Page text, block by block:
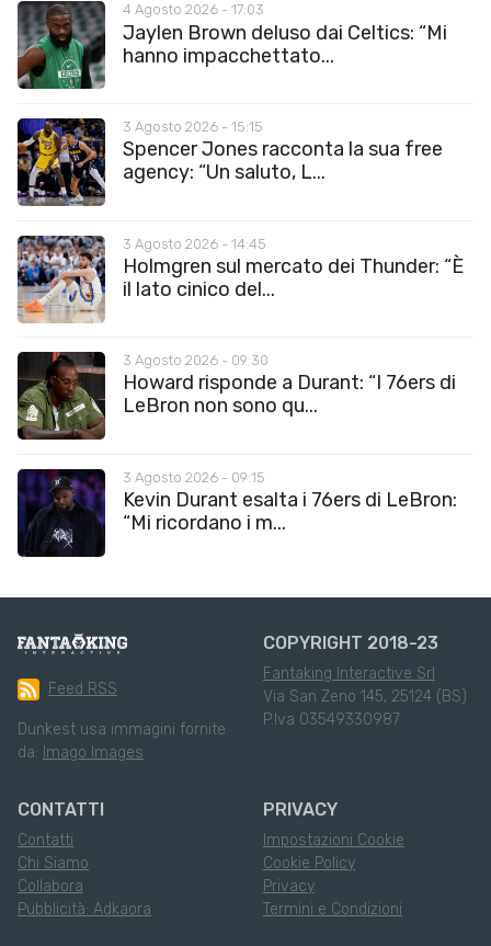
4 Agosto 2026 - 17:03
Jaylen Brown deluso dai Celtics: “Mi
hanno impacchettato...
3 Agosto 2026 - 15:15
Spencer Jones racconta la sua free
agency: “Un saluto, L...
3 Agosto 2026 - 14:45
Holmgren sul mercato dei Thunder: “È
il lato cinico del...
3 Agosto 2026 - 09:30
Howard risponde a Durant: “I 76ers di
LeBron non sono qu...
3 Agosto 2026 - 09:15
Kevin Durant esalta i 76ers di LeBron:
“Mi ricordano i m...
Feed RSS
Dunkest usa immagini fornite
da: Imago Images
COPYRIGHT 2018-23
Fantaking Interactive Srl
Via San Zeno 145, 25124 (BS)
P.Iva 03549330987
CONTATTI
Contatti
Chi Siamo
Collabora
Pubblicità: Adkaora
PRIVACY
Impostazioni Cookie
Cookie Policy
Privacy
Termini e Condizioni